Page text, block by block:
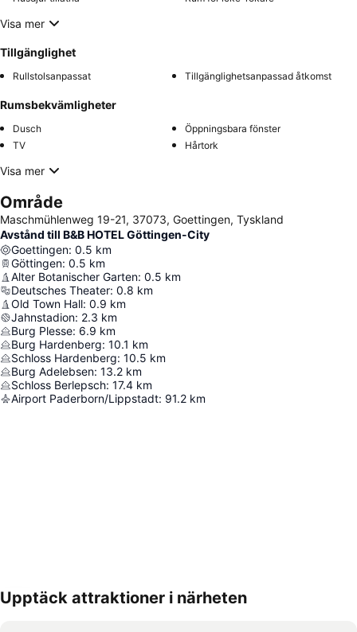
Visa mer
Tillgänglighet
Rullstolsanpassat Tillgänglighetsanpassad åtkomst
Rumsbekvämligheter
Dusch
Öppningsbara fönster
TV
Hårtork
Visa mer
Område
Maschmühlenweg 19-21, 37073, Goettingen, Tyskland
Avstånd till B&B HOTEL Göttingen-City
Goettingen: 0.5 km
Göttingen: 0.5 km
Alter Botanischer Garten: 0.5 km
Deutsches Theater: 0.8 km
Old Town Hall: 0.9 km
Jahnstadion: 2.3 km
Burg Plesse: 6.9 km
Burg Hardenberg: 10.1 km
Schloss Hardenberg: 10.5 km
Burg Adelebsen: 13.2 km
Schloss Berlepsch: 17.4 km
Airport Paderborn/Lippstadt: 91.2 km
Förstora kartan
Upptäck attraktioner i närheten